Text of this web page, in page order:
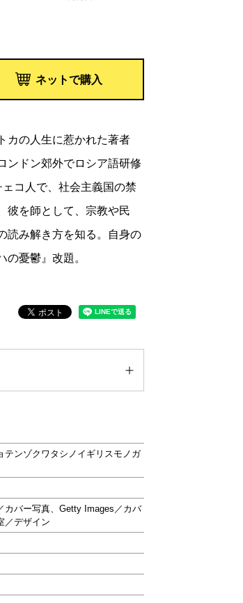
ネットで購入
カの人生に惹かれた著者
ンドン郊外でロシア語研修
コ人で、社会主義国の禁
彼を師として、宗教や民
読み解き方を知る。自身の
憂鬱』改題。
テンゾクワタシノイギリスモノガ
カバー写真、Getty Images／カバ
／デザイン